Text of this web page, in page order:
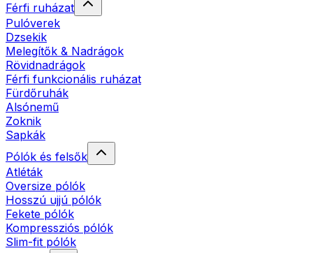
Férfi ruházat
Pulóverek
Dzsekik
Melegítők & Nadrágok
Rövidnadrágok
Férfi funkcionális ruházat
Fürdőruhák
Alsónemű
Zoknik
Sapkák
Pólók és felsők
Atléták
Oversize pólók
Hosszú ujjú pólók
Fekete pólók
Kompressziós pólók
Slim-fit pólók